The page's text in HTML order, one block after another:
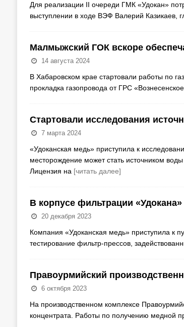
Для реализации II очереди ГМК «Удокан»
выступлении в ходе ВЭФ Валерий Казикаев,
Малмыжский ГОК вскоре
14 августа 2024
В Хабаровском крае стартовали работы по
прокладка газопровода от ГРС
Стартовали исследования
7 марта 2024
«Удоканская медь» приступила к
месторождение может стать источником
Лицензия на [читать далее]
В корпусе фильтрации
20 декабря 2023
Компания «Удоканская медь» приступила к
тестирование фильтр-прессов,
Правоурмийский
6 октября 2023
На производственном комплексе
концентрата. Работы по получению медной